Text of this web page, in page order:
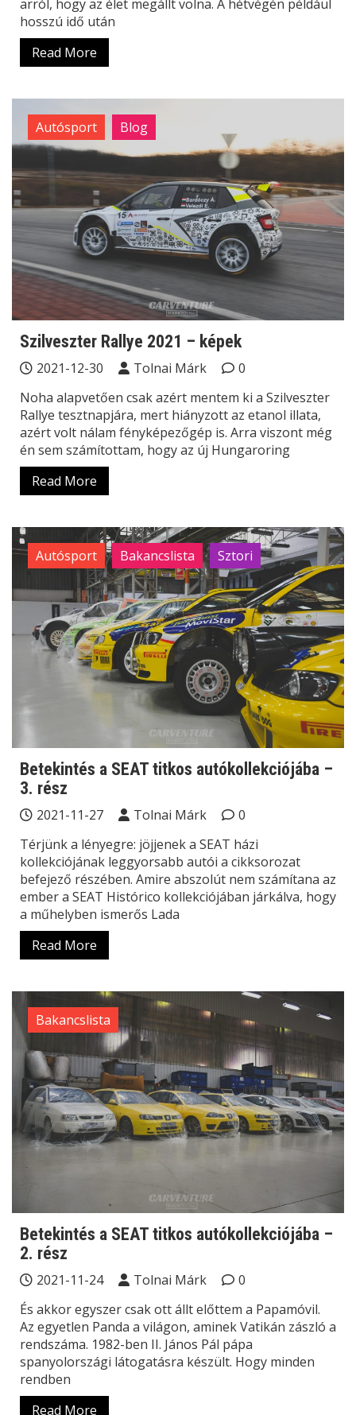
arról, hogy az élet megállt volna. A hétvégén például
hosszú idő után
Read More
Autósport Blog
Szilveszter Rallye 2021 – képek
2021-12-30 Tolnai Márk
0
Noha alapvetően csak azért mentem ki a Szilveszter
Rallye tesztnapjára, mert hiányzott az etanol illata,
azért volt nálam fényképezőgép is. Arra viszont még
én sem számítottam, hogy az új Hungaroring
Read More
Autósport Bakancslista Sztori
Betekintés a SEAT titkos autókollekciójába –
3. rész
2021-11-27 Tolnai Márk
0
Térjünk a lényegre: jöjjenek a SEAT házi
kollekciójának leggyorsabb autói a cikksorozat
befejező részében. Amire abszolút nem számítana az
ember a SEAT Histórico kollekciójában járkálva, hogy
a műhelyben ismerős Lada
Read More
Bakancslista
Betekintés a SEAT titkos autókollekciójába –
2. rész
2021-11-24 Tolnai Márk
0
És akkor egyszer csak ott állt előttem a Papamóvil.
Az egyetlen Panda a világon, aminek Vatikán zászló a
rendszáma. 1982-ben II. János Pál pápa
spanyolországi látogatásra készült. Hogy minden
rendben
Read More